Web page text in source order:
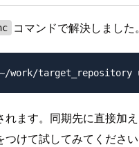
コマンドで解決しました。
ます。同期先に直接加
けて試してみてください